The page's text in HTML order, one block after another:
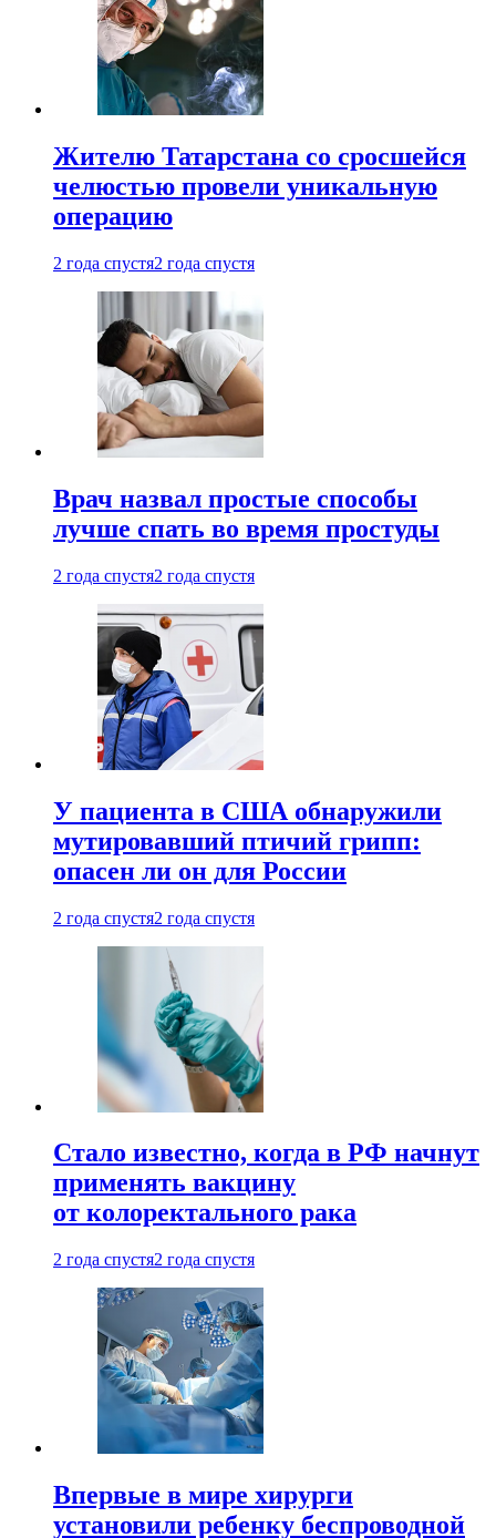
Жителю Татарстана со сросшейся
челюстью провели уникальную
операцию
2 года спустя2 года спустя
Врач назвал простые способы
лучше спать во время простуды
2 года спустя2 года спустя
У пациента в США обнаружили
мутировавший птичий грипп:
опасен ли он для России
2 года спустя2 года спустя
Стало известно, когда в РФ начнут
применять вакцину
от колоректального рака
2 года спустя2 года спустя
Впервые в мире хирурги
установили ребенку беспроводной